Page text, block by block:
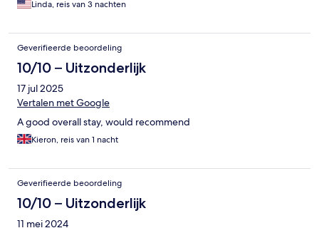
Linda, reis van 3 nachten
Geverifieerde beoordeling
10/10 – Uitzonderlijk
17 jul 2025
Vertalen met Google
A good overall stay, would recommend
Kieron, reis van 1 nacht
Geverifieerde beoordeling
10/10 – Uitzonderlijk
11 mei 2024